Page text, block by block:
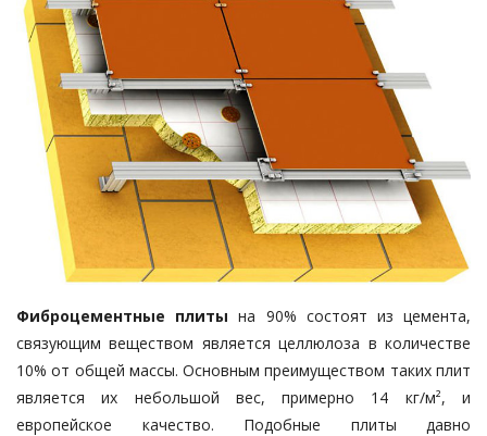
Фиброцементные плиты на 90% состоят из цемента,
связующим веществом является целлюлоза в количестве
10% от общей массы. Основным преимуществом таких плит
является их небольшой вес, примерно 14 кг/м², и
европейское качество. Подобные плиты давно